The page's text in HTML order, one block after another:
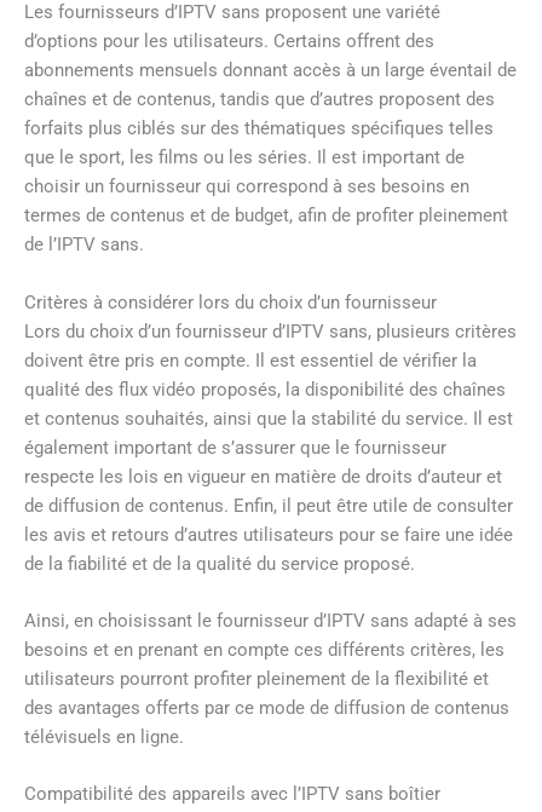
Les fournisseurs d’IPTV sans proposent une variété
d’options pour les utilisateurs. Certains offrent des
abonnements mensuels donnant accès à un large éventail de
chaînes et de contenus, tandis que d’autres proposent des
forfaits plus ciblés sur des thématiques spécifiques telles
que le sport, les films ou les séries. Il est important de
choisir un fournisseur qui correspond à ses besoins en
termes de contenus et de budget, afin de profiter pleinement
de l’IPTV sans.
Critères à considérer lors du choix d’un fournisseur
Lors du choix d’un fournisseur d’IPTV sans, plusieurs critères
doivent être pris en compte. Il est essentiel de vérifier la
qualité des flux vidéo proposés, la disponibilité des chaînes
et contenus souhaités, ainsi que la stabilité du service. Il est
également important de s’assurer que le fournisseur
respecte les lois en vigueur en matière de droits d’auteur et
de diffusion de contenus. Enfin, il peut être utile de consulter
les avis et retours d’autres utilisateurs pour se faire une idée
de la fiabilité et de la qualité du service proposé.
Ainsi, en choisissant le fournisseur d’IPTV sans adapté à ses
besoins et en prenant en compte ces différents critères, les
utilisateurs pourront profiter pleinement de la flexibilité et
des avantages offerts par ce mode de diffusion de contenus
télévisuels en ligne.
Compatibilité des appareils avec l’IPTV sans boîtier